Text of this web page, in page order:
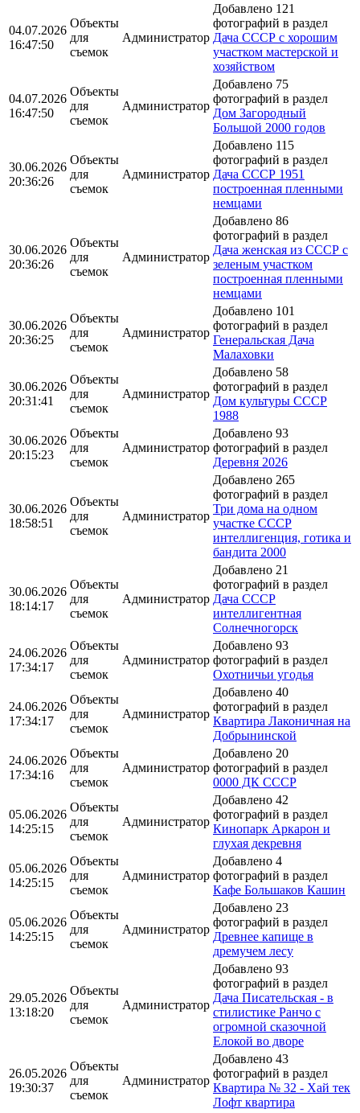
04.07.2026
16:47:50
Объекты
для
съемок
Администратор
Добавлено 121
фотографий в раздел
Дача СССР с хорошим
участком мастерской и
хозяйством
04.07.2026
16:47:50
Объекты
для
съемок
Администратор
Добавлено 75
фотографий в раздел
Дом Загородный
Большой 2000 годов
30.06.2026
20:36:26
Объекты
для
съемок
Администратор
Добавлено 115
фотографий в раздел
Дача СССР 1951
построенная пленными
немцами
30.06.2026
20:36:26
Объекты
для
съемок
Администратор
Добавлено 86
фотографий в раздел
Дача женская из СССР с
зеленым участком
построенная пленными
немцами
30.06.2026
20:36:25
Объекты
для
съемок
Администратор
Добавлено 101
фотографий в раздел
Генеральская Дача
Малаховки
30.06.2026
20:31:41
Объекты
для
съемок
Администратор
Добавлено 58
фотографий в раздел
Дом культуры СССР
1988
30.06.2026
20:15:23
Объекты
для
съемок
Администратор
Добавлено 93
фотографий в раздел
Деревня 2026
30.06.2026
18:58:51
Объекты
для
съемок
Администратор
Добавлено 265
фотографий в раздел
Три дома на одном
участке СССР
интеллигенция, готика и
бандита 2000
30.06.2026
18:14:17
Объекты
для
съемок
Администратор
Добавлено 21
фотографий в раздел
Дача СССР
интеллигентная
Солнечногорск
24.06.2026
17:34:17
Объекты
для
съемок
Администратор
Добавлено 93
фотографий в раздел
Охотничьи угодья
24.06.2026
17:34:17
Объекты
для
съемок
Администратор
Добавлено 40
фотографий в раздел
Квартира Лаконичная на
Добрынинской
24.06.2026
17:34:16
Объекты
для
съемок
Администратор
Добавлено 20
фотографий в раздел
0000 ДК СССР
05.06.2026
14:25:15
Объекты
для
съемок
Администратор
Добавлено 42
фотографий в раздел
Кинопарк Аркарон и
глухая декревня
05.06.2026
14:25:15
Объекты
для
съемок
Администратор
Добавлено 4
фотографий в раздел
Кафе Большаков Кашин
05.06.2026
14:25:15
Объекты
для
съемок
Администратор
Добавлено 23
фотографий в раздел
Древнее капище в
дремучем лесу
29.05.2026
13:18:20
Объекты
для
съемок
Администратор
Добавлено 93
фотографий в раздел
Дача Писательская - в
стилистике Ранчо с
огромной сказочной
Елокой во дворе
26.05.2026
19:30:37
Объекты
для
съемок
Администратор
Добавлено 43
фотографий в раздел
Квартира № 32 - Хай тек
Лофт квартира